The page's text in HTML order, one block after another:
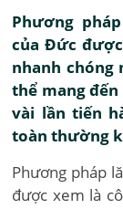
Phương
của Đức
nhanh chóng
thể mang đến
vài lần tiến
toàn thường
Phương pháp
được xem là